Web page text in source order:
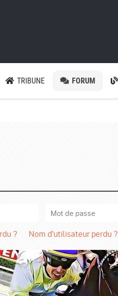
TRIBUNE FORUM
? Nom d'utilisateur perdu ?